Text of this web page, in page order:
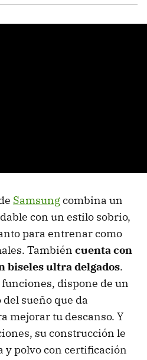
Samsungcombina un
con un estilo sobrio,
para entrenar como
También cuenta con
biseles ultra delgados.
dispone de un
sueño que da
mejorar tu descanso. Y
su construcción le
y polvo con certificación